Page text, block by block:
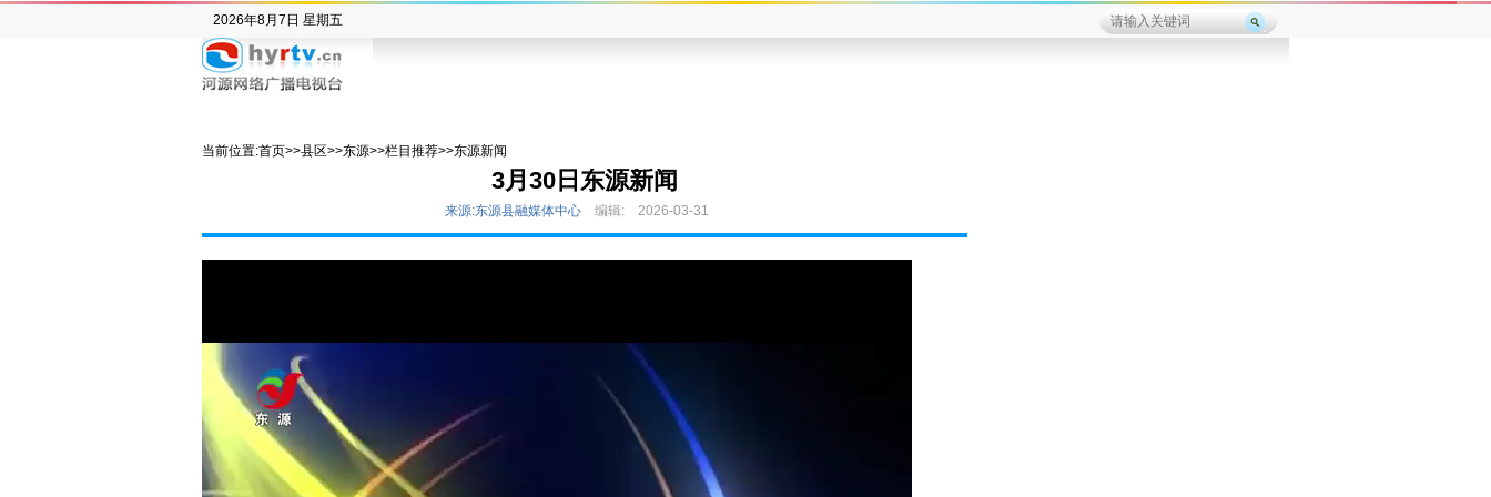
2026年8月7日 星期五
当前位置:首页>>县区>>东源>>栏目推荐>>东源新闻
3月30日东源新闻
来源:东源县融媒体中心 编辑: 2026-03-31